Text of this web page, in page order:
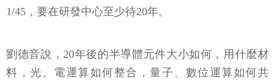
1/45，要在研發中心至少待20年。
劉德音說，20年後的半導體元件大小如何，用什麼材
料，光、電運算如何整合，量子、數位運算如何共